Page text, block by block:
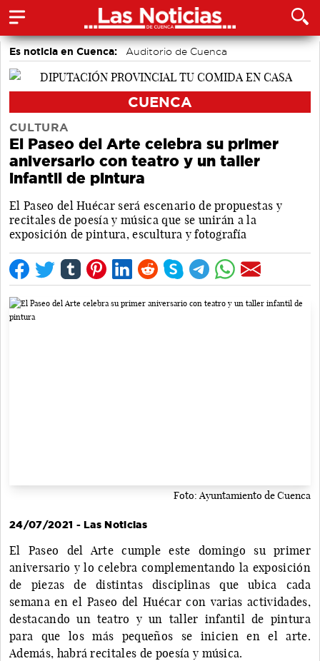
Es noticia en Cuenca: Auditorio de Cuenca
CUENCA
CULTURA
El Paseo del Arte celebra su primer
aniversario con teatro y un taller
infantil de pintura
El Paseo del Huécar será escenario de propuestas y
recitales de poesía y música que se unirán a la
exposición de pintura, escultura y fotografía
Foto: Ayuntamiento de Cuenca
24/07/2021 - Las Noticias
El Paseo del Arte cumple este domingo su primer
aniversario y lo celebra complementando la exposición
de piezas de distintas disciplinas que ubica cada
semana en el Paseo del Huécar con varias actividades,
destacando un teatro y un taller infantil de pintura
para que los más pequeños se inicien en el arte.
Además, habrá recitales de poesía y música.